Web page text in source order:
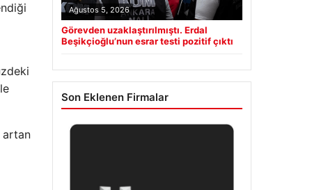
artan
Ağustos 5, 2026
Görevden uzaklaştırılmıştı. Erdal
Beşikçioğlu’nun esrar testi pozitif çıktı
Son Eklenen Firmalar